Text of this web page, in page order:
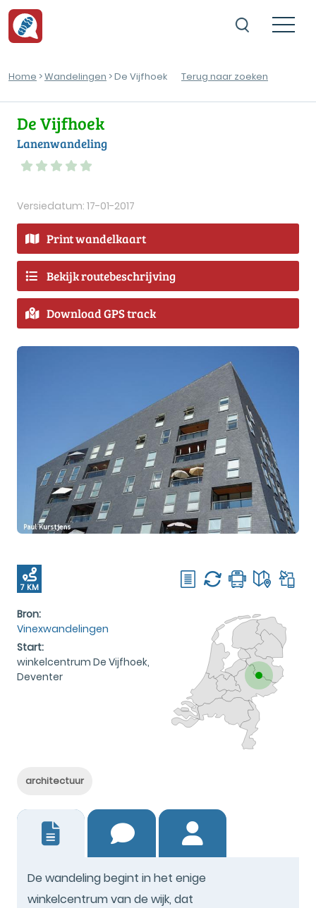
Home >Wandelingen > De Vijfhoek Terug naar zoeken
De Vijfhoek
Lanenwandeling
Versiedatum: 17-01-2017
Print wandelkaart
Bekijk routebeschrijving
Download GPS track
7 KM
Bron:
Vinexwandelingen
Start:
winkelcentrum De Vijfhoek,
Deventer
architectuur
De wandeling begint in het enige
winkelcentrum van de wijk, dat